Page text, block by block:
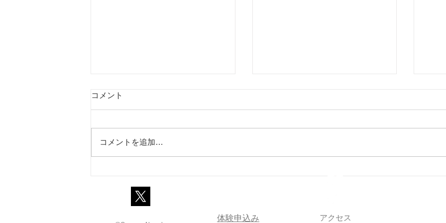
大切な5つのこと
コメント
コメントを追加…
体験申込み アクセス